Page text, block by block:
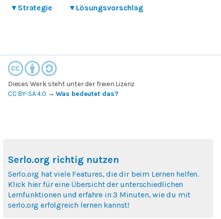
▾ Strategie ▾ Lösungsvorschlag
Dieses Werk steht unter der freien Lizenz
CC BY-SA 4.0 →Was bedeutet das?
Serlo.org richtig nutzen
Serlo.org hat viele Features, die dir beim Lernen helfen.
Klick hier für eine Übersicht der unterschiedlichen
Lernfunktionen und erfahre in 3 Minuten, wie du mit
serlo.org erfolgreich lernen kannst!